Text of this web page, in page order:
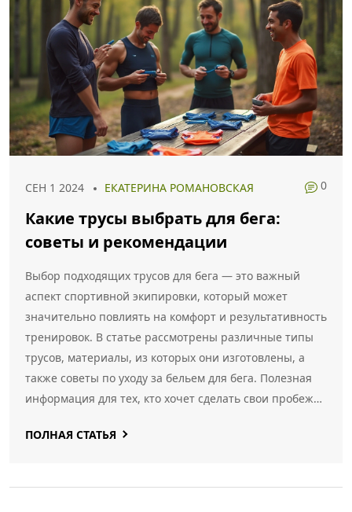
СЕН 1 2024 ЕКАТЕРИНА РОМАНОВСКАЯ 0
Какие трусы выбрать для бега:
советы и рекомендации
Выбор подходящих трусов для бега — это важный
аспект спортивной экипировки, который может
значительно повлиять на комфорт и результативность
тренировок. В статье рассмотрены различные типы
трусов, материалы, из которых они изготовлены, а
также советы по уходу за бельем для бега. Полезная
информация для тех, кто хочет сделать свои пробежки
ПОЛНАЯ СТАТЬЯ